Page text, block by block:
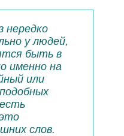
нередко
у людей,
быть в
именно на
или
слов.